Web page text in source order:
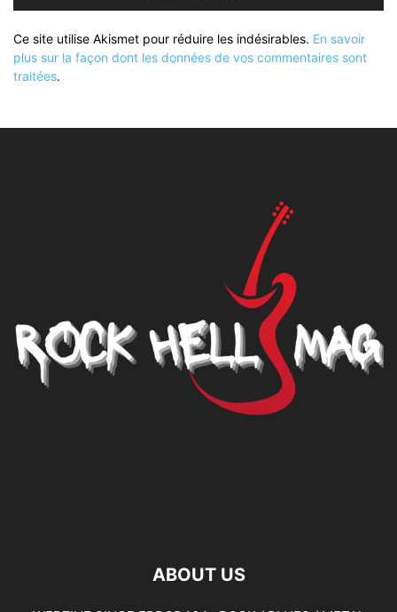
Ce site utilise Akismet pour réduire les indésirables. En savoir
plus sur la façon dont les données de vos commentaires sont
traitées.
ABOUT US